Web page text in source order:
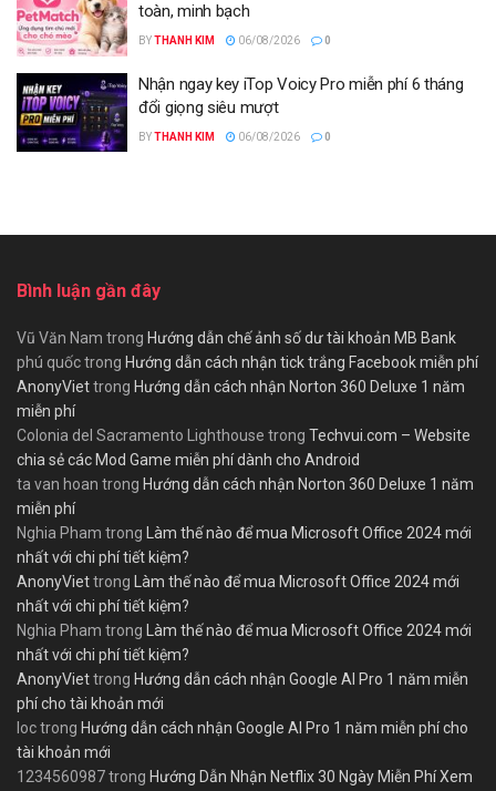
toàn, minh bạch
BYTHANH KIM 06/08/2026 0
Nhận ngay key iTop Voicy Pro miễn phí 6 tháng
đổi giọng siêu mượt
BYTHANH KIM 06/08/2026 0
Bình luận gần đây
Vũ Văn Nam trong Hướng dẫn chế ảnh số dư tài khoản MB Bank
phú quốctrong Hướng dẫn cách nhận tick trắng Facebook miễn phí
AnonyViettrong Hướng dẫn cách nhận Norton 360 Deluxe 1 năm
miễn phí
Colonia del Sacramento Lighthouse trong Techvui.com – Website
chia sẻ các Mod Game miễn phí dành cho Android
ta van hoan trong Hướng dẫn cách nhận Norton 360 Deluxe 1 năm
miễn phí
Nghia Pham trong Làm thế nào để mua Microsoft Office 2024 mới
nhất với chi phí tiết kiệm?
AnonyViettrong Làm thế nào để mua Microsoft Office 2024 mới
nhất với chi phí tiết kiệm?
Nghia Pham trong Làm thế nào để mua Microsoft Office 2024 mới
nhất với chi phí tiết kiệm?
AnonyViettrong Hướng dẫn cách nhận Google AI Pro 1 năm miễn
phí cho tài khoản mới
loctrong Hướng dẫn cách nhận Google AI Pro 1 năm miễn phí cho
tài khoản mới
1234560987trong Hướng Dẫn Nhận Netflix 30 Ngày Miễn Phí Xem